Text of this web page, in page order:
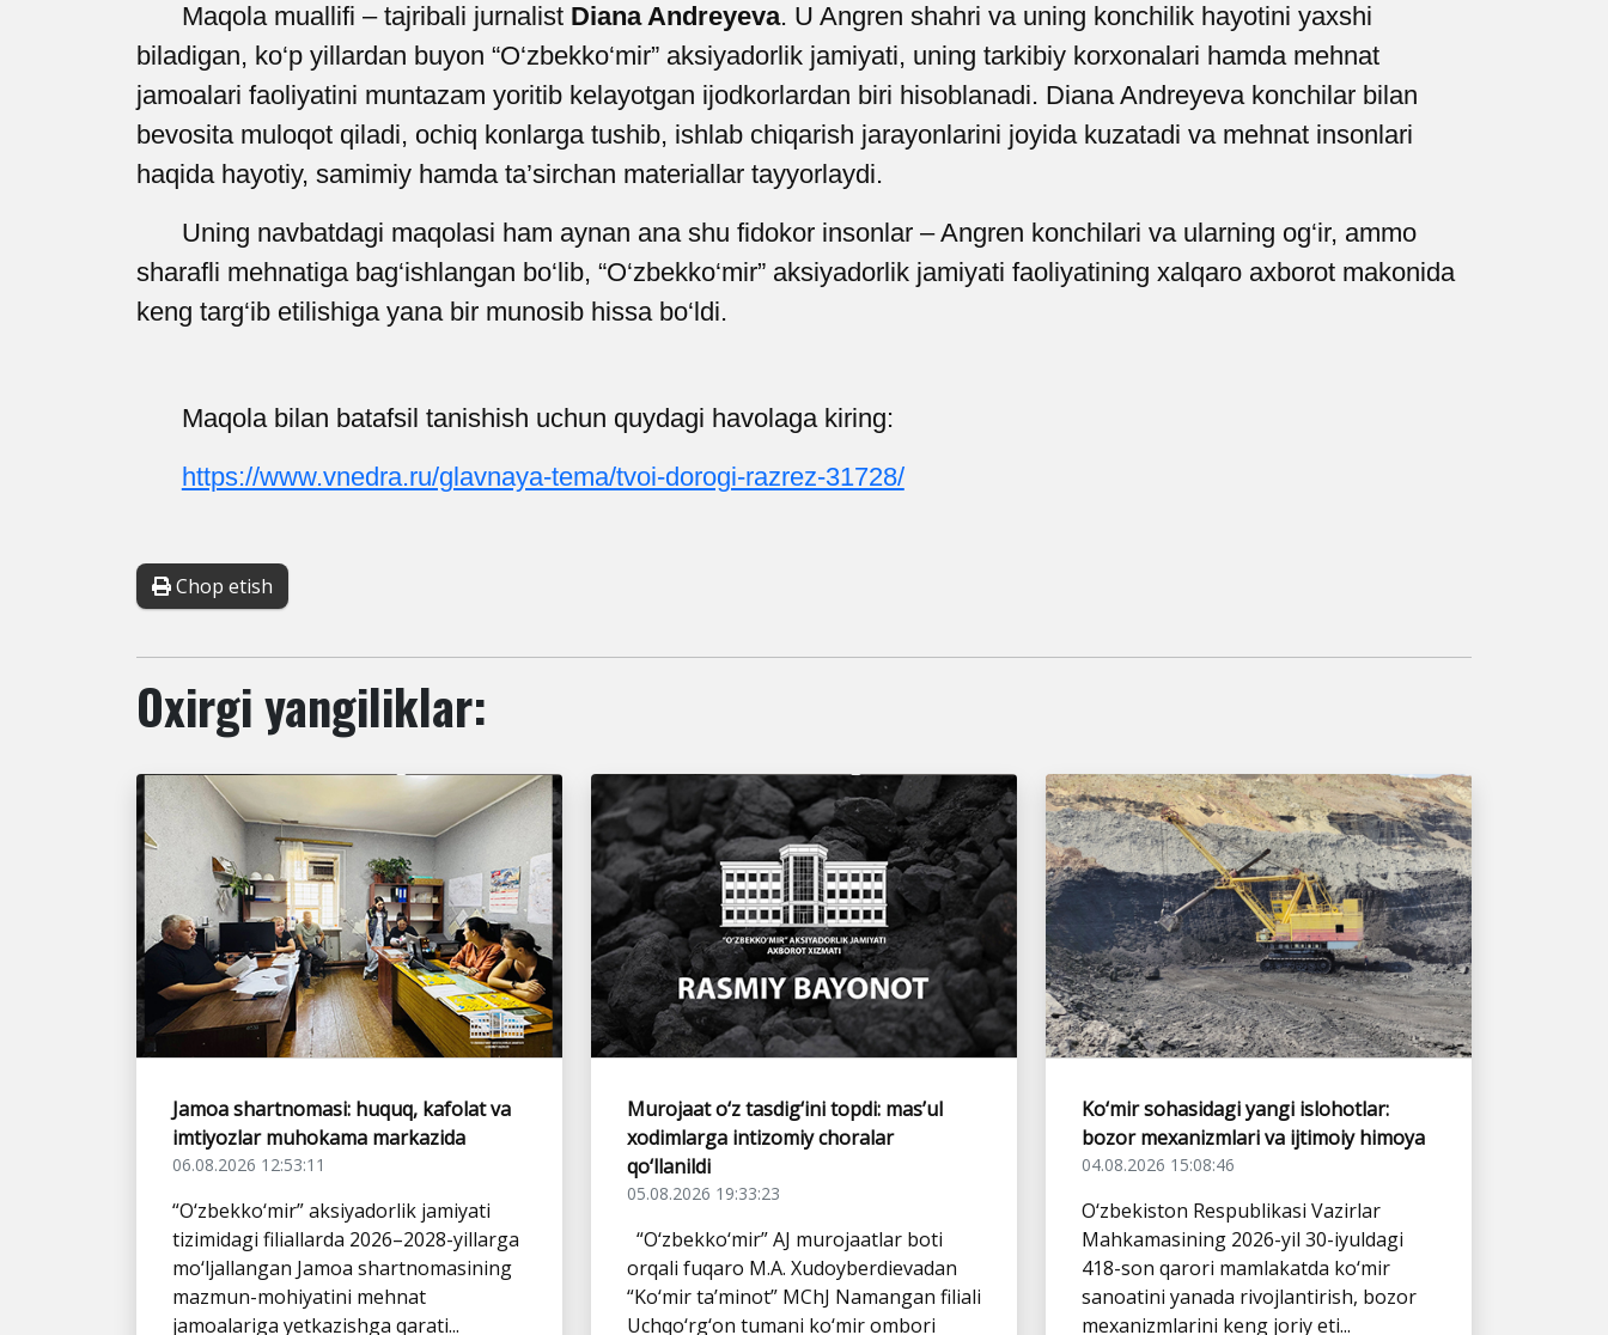
Maqola muallifi – tajribali jurnalist Diana Andreyeva. U Angren shahri va uning konchilik hayotini yaxshi
biladigan, ko‘p yillardan buyon “O‘zbekko‘mir” aksiyadorlik jamiyati, uning tarkibiy korxonalari hamda mehnat
jamoalari faoliyatini muntazam yoritib kelayotgan ijodkorlardan biri hisoblanadi. Diana Andreyeva konchilar bilan
bevosita muloqot qiladi, ochiq konlarga tushib, ishlab chiqarish jarayonlarini joyida kuzatadi va mehnat insonlari
haqida hayotiy, samimiy hamda ta’sirchan materiallar tayyorlaydi.
Uning navbatdagi maqolasi ham aynan ana shu fidokor insonlar – Angren konchilari va ularning og‘ir, ammo
sharafli mehnatiga bag‘ishlangan bo‘lib, “O‘zbekko‘mir” aksiyadorlik jamiyati faoliyatining xalqaro axborot makonida
keng targ‘ib etilishiga yana bir munosib hissa bo‘ldi.
Maqola bilan batafsil tanishish uchun quydagi havolaga kiring:
https://www.vnedra.ru/glavnaya-tema/tvoi-dorogi-razrez-31728/
Chop etish
Oxirgi yangiliklar:
Jamoa shartnomasi: huquq, kafolat va
imtiyozlar muhokama markazida
06.08.2026 12:53:11
“O‘zbekko‘mir” aksiyadorlik jamiyati
tizimidagi filiallarda 2026–2028-yillarga
mo‘ljallangan Jamoa shartnomasining
mazmun-mohiyatini mehnat
jamoalariga yetkazishga qarati...
Murojaat o‘z tasdig‘ini topdi: mas’ul
xodimlarga intizomiy choralar
qo‘llanildi
05.08.2026 19:33:23
“O‘zbekko‘mir” AJ murojaatlar boti
orqali fuqaro M.A. Xudoyberdievadan
“Ko‘mir ta’minot” MChJ Namangan filiali
Uchqo‘rg‘on tumani ko‘mir ombori
Ko‘mir sohasidagi yangi islohotlar:
bozor mexanizmlari va ijtimoiy himoya
04.08.2026 15:08:46
O‘zbekiston Respublikasi Vazirlar
Mahkamasining 2026-yil 30-iyuldagi
418-son qarori mamlakatda ko‘mir
sanoatini yanada rivojlantirish, bozor
mexanizmlarini keng joriy eti...